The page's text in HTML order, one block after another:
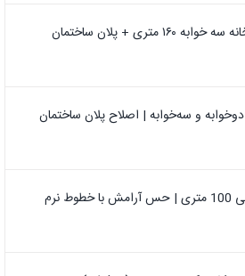
متری + پلان ساختمان
و سه‌خوابه | اصلاح پلان ساختمان